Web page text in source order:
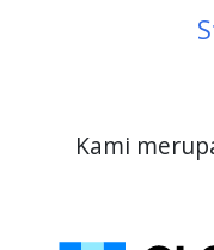
Kami